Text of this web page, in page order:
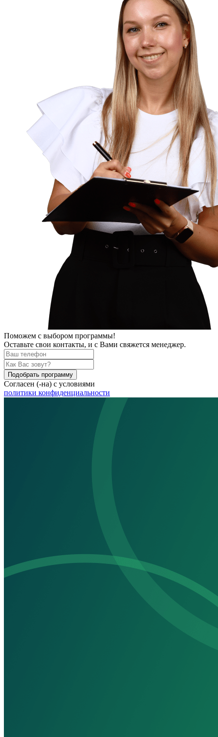
Поможем с выбором программы!
Оставьте свои контакты, и с Вами свяжется менеджер.
Подобрать программу
Согласен (-на) с условиями
политики конфиденциальности